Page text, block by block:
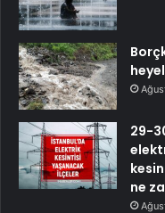
29-
ne